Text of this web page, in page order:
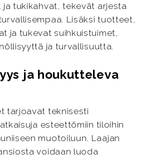
ja tukikahvat, tekevät arjesta
Lisäksi tuotteet,
ja tukevat suihkuistuimet,
ja turvallisuutta.
ja houkutteleva
tarjoavat teknisesti
esteettömiin tiloihin
muotoiluun. Laajan
voidaan luoda